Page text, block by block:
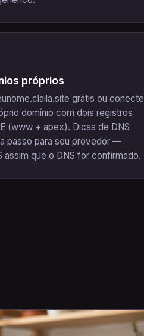
próprios
grátis ou conecte
domínio com dois registros
(www + apex). Dicas de DNS
passo para seu provedor —
assim que o DNS for confirmado.